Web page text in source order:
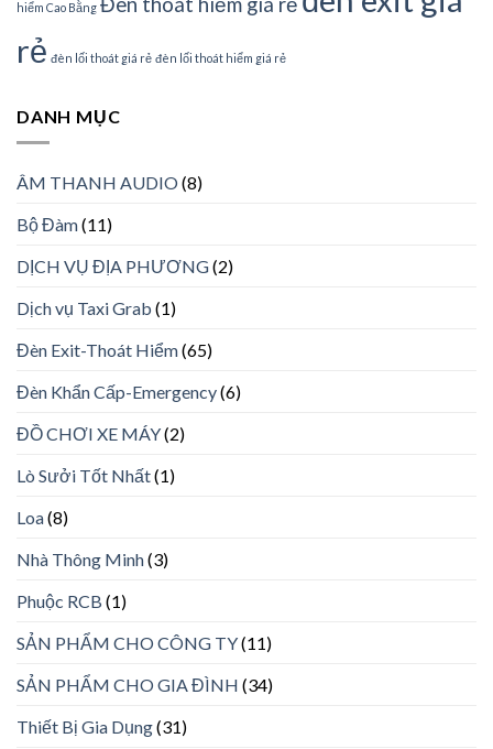
hiểm Cao Bằng
rẻ đèn lối thoát giá rẻ đèn lối thoát hiểm giá rẻ
DANH MỤC
ÂM THANH AUDIO(8)
Bộ Đàm(11)
DỊCH VỤ ĐỊA PHƯƠNG(2)
Dịch vụ Taxi Grab (1)
Đèn Exit-Thoát Hiểm(65)
Đèn Khẩn Cấp-Emergency(6)
ĐỒ CHƠI XE MÁY(2)
Lò Sưởi Tốt Nhất(1)
Loa(8)
Nhà Thông Minh(3)
Phuộc RCB (1)
SẢN PHẨM CHO CÔNG TY(11)
SẢN PHẨM CHO GIA ĐÌNH (34)
Thiết Bị Gia Dụng(31)